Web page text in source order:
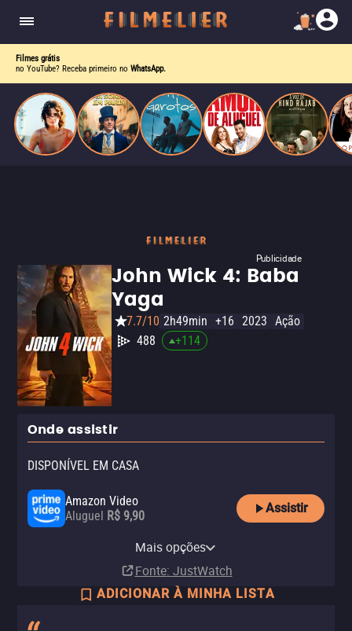
Filmes grátis
no YouTube? Receba primeiro no WhatsApp.
Publicidade
John Wick 4: Baba
Yaga
7.7/10 2h49min +16 2023 Ação
488
+114
Onde assistir
DISPONÍVEL EM CASA
Amazon Video
Aluguel R$ 9,90
Assistir
R$ 9,90
R$ 6,90Mais opções
Fonte: JustWatch
ADICIONAR À MINHA LISTA
escrevia e a vida real começa a desaparecer.